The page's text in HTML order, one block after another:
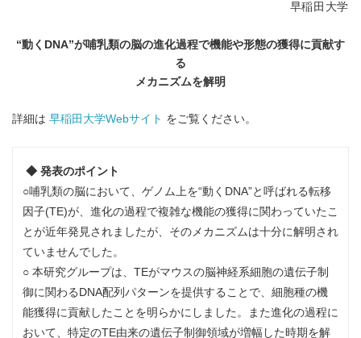
早稲田大学
“動くDNA”が哺乳類の脳の進化過程で機能や形態の獲得に貢献す
る
メカニズムを解明
詳細は 早稲田大学Webサイト をご覧ください。
◆ 発表のポイント
○哺乳類の脳において、ゲノム上を“動くDNA”と呼ばれる転移
因子(TE)が、進化の過程で複雑な機能の獲得に関わっていたこ
とが近年発見されましたが、そのメカニズムは十分に解明され
ていませんでした。
○ 本研究グループは、TEがマウスの脳神経系細胞の遺伝子制
御に関わるDNA配列パターンを提供することで、細胞種の機
能獲得に貢献したことを明らかにしました。また進化の過程に
おいて、特定のTE由来の遺伝子制御領域が増幅した時期を解